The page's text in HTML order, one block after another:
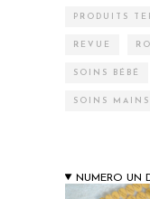
PRODUITS
REVUE
SOINS BÉBÉ
SOINS MAINS
NUMERO UN